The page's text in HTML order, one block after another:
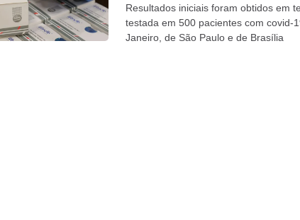
Resultados iniciais foram obtidos em
testada em 500 pacientes com covid-
Janeiro, de São Paulo e de Brasília